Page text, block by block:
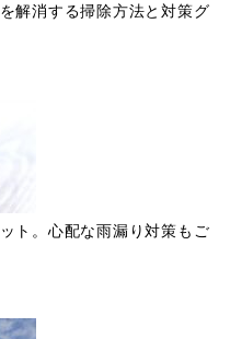
解消する掃除方法と対策グ
ト。心配な雨漏り対策もご